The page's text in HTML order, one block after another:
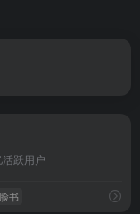
跃用户
书